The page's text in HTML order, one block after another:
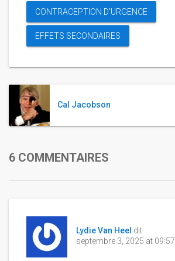
CONTRACEPTION D’URGENCE
EFFETS SECONDAIRES
Cal Jacobson
6 COMMENTAIRES
Lydie Van Heel dit:
septembre 3, 2025 at 09:57